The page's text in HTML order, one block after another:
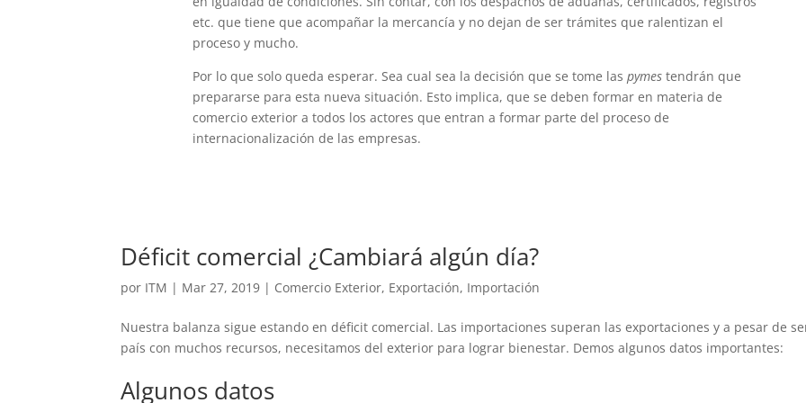
etc. que tiene que acompañar la mercancía y no dejan de ser trámites que ralentizan el
proceso y mucho.
Por lo que solo queda esperar. Sea cual sea la decisión que se tome las pymestendrán que
prepararse para esta nueva situación. Esto implica, que se deben formar en materia de
comercio exterior a todos los actores que entran a formar parte del proceso de
internacionalización de las empresas.
Déficit comercial ¿Cambiará algún día?
por ITM | Mar 27, 2019 | Comercio Exterior, Exportación, Importación
Nuestra balanza sigue estando en déficit comercial. Las importaciones superan las exportaciones y a pesar de
país con muchos recursos, necesitamos del exterior para lograr bienestar. Demos algunos datos importantes:
Algunos datos